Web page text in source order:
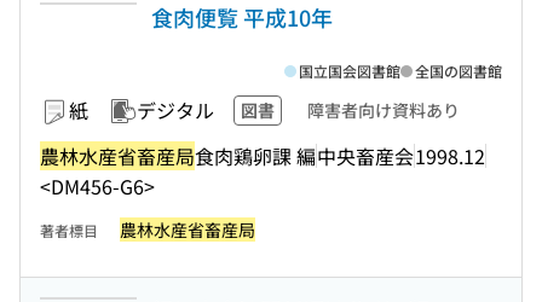
食肉便覧 平成10年
紙 デジタル 図書 障害者向け資料あり
農林水産省畜産局食肉鶏卵課 編中央畜産会1998.12
<DM456-G6>
国立国会図書館 全国の図書館
著者標目 農林水産省畜産局